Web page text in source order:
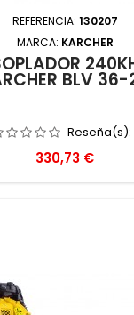
REFERENCIA: 130207
MARCA: KARCHER
BLV
Reseña(s):
Precio
330,73 €